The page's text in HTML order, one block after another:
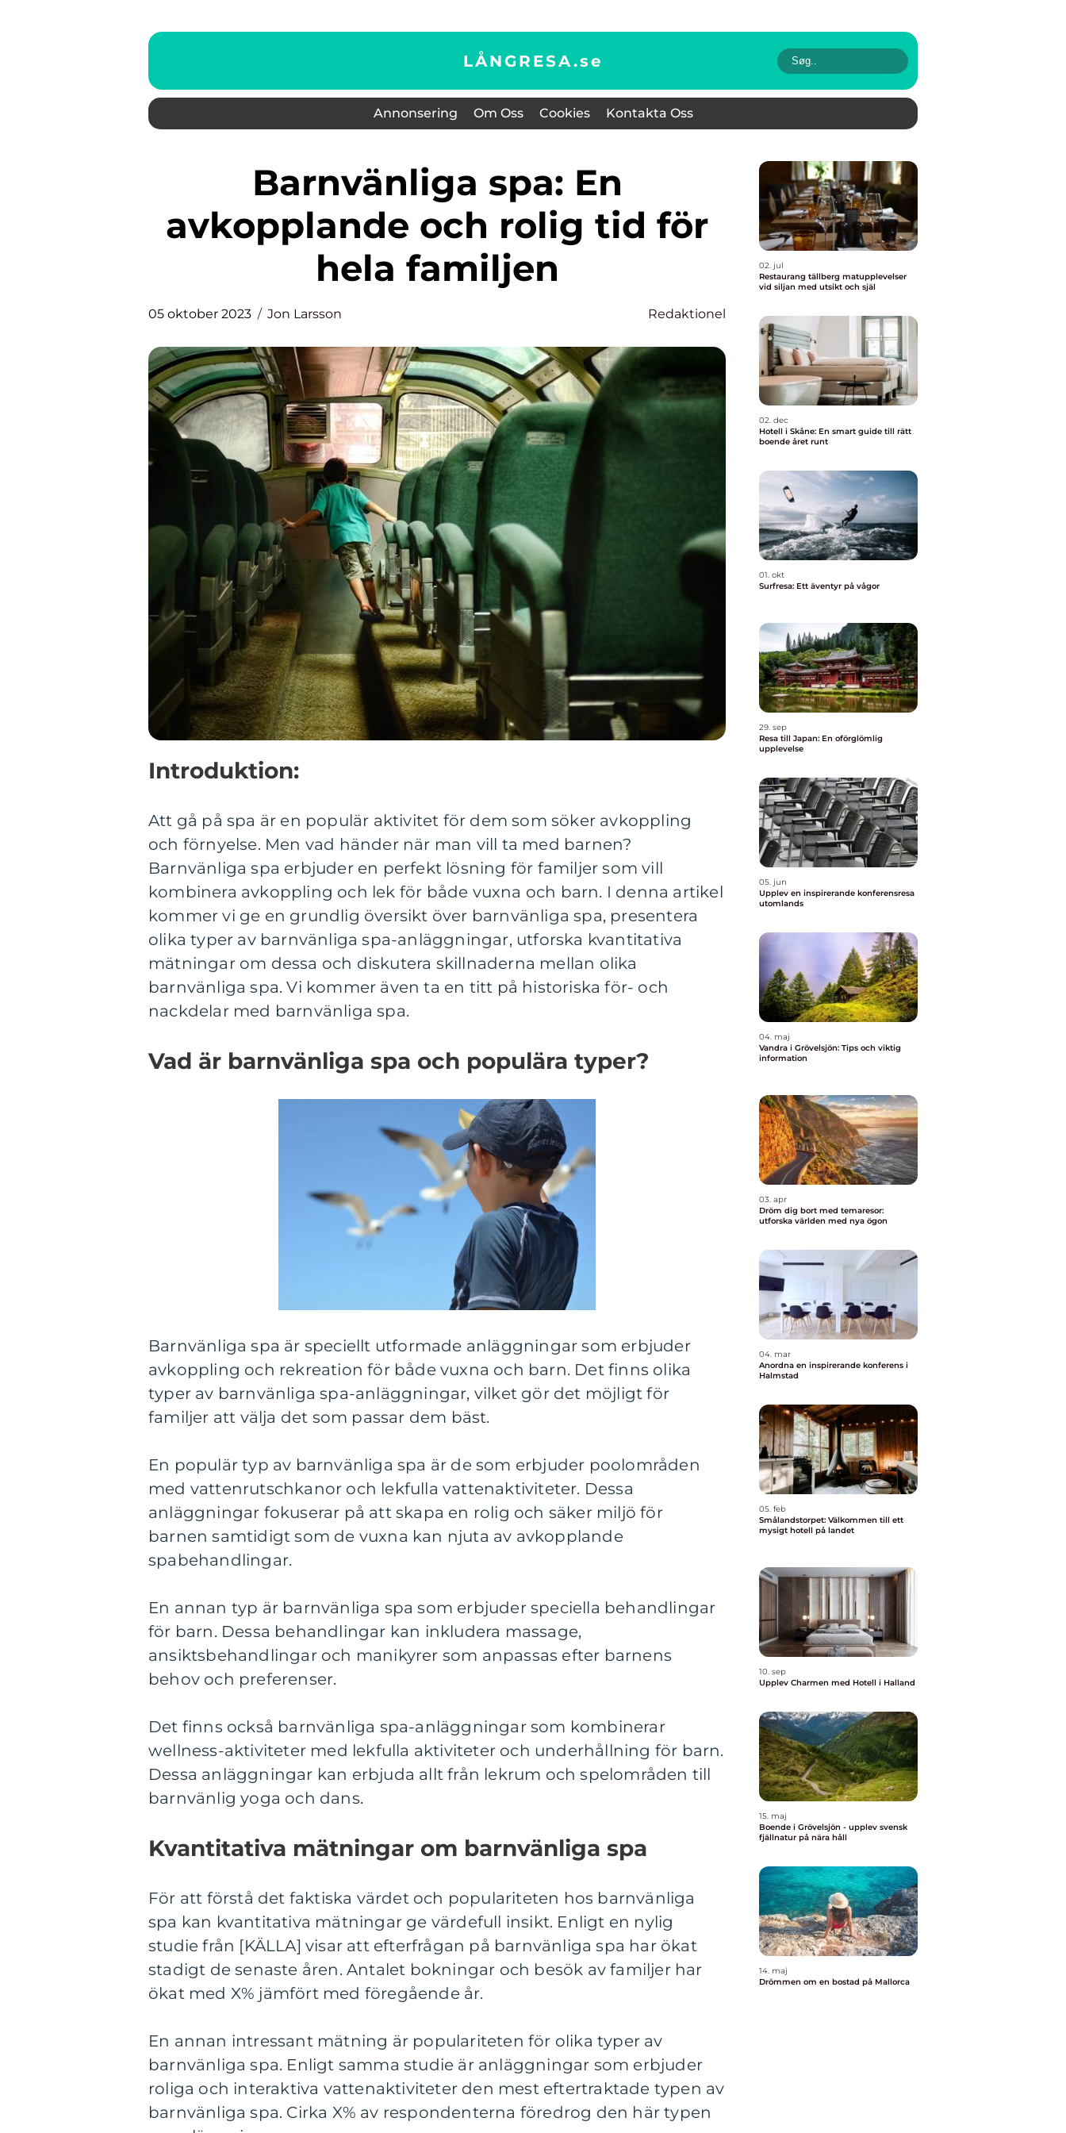
LÅNGRESA.se
Annonsering Om Oss Cookies Kontakta Oss
Barnvänliga spa: En
avkopplande och rolig tid för
hela familjen
05 oktober 2023 Jon Larsson Redaktionel
Introduktion:
Att gå på spa är en populär aktivitet för dem som söker avkoppling
och förnyelse. Men vad händer när man vill ta med barnen?
Barnvänliga spa erbjuder en perfekt lösning för familjer som vill
kombinera avkoppling och lek för både vuxna och barn. I denna artikel
kommer vi ge en grundlig översikt över barnvänliga spa, presentera
olika typer av barnvänliga spa-anläggningar, utforska kvantitativa
mätningar om dessa och diskutera skillnaderna mellan olika
barnvänliga spa. Vi kommer även ta en titt på historiska för- och
nackdelar med barnvänliga spa.
Vad är barnvänliga spa och populära typer?
Barnvänliga spa är speciellt utformade anläggningar som erbjuder
avkoppling och rekreation för både vuxna och barn. Det finns olika
typer av barnvänliga spa-anläggningar, vilket gör det möjligt för
familjer att välja det som passar dem bäst.
En populär typ av barnvänliga spa är de som erbjuder poolområden
med vattenrutschkanor och lekfulla vattenaktiviteter. Dessa
anläggningar fokuserar på att skapa en rolig och säker miljö för
barnen samtidigt som de vuxna kan njuta av avkopplande
spabehandlingar.
En annan typ är barnvänliga spa som erbjuder speciella behandlingar
för barn. Dessa behandlingar kan inkludera massage,
ansiktsbehandlingar och manikyrer som anpassas efter barnens
behov och preferenser.
Det finns också barnvänliga spa-anläggningar som kombinerar
wellness-aktiviteter med lekfulla aktiviteter och underhållning för barn.
Dessa anläggningar kan erbjuda allt från lekrum och spelområden till
barnvänlig yoga och dans.
Kvantitativa mätningar om barnvänliga spa
För att förstå det faktiska värdet och populariteten hos barnvänliga
spa kan kvantitativa mätningar ge värdefull insikt. Enligt en nylig
studie från [KÄLLA] visar att efterfrågan på barnvänliga spa har ökat
stadigt de senaste åren. Antalet bokningar och besök av familjer har
ökat med X% jämfört med föregående år.
En annan intressant mätning är populariteten för olika typer av
barnvänliga spa. Enligt samma studie är anläggningar som erbjuder
roliga och interaktiva vattenaktiviteter den mest eftertraktade typen av
barnvänliga spa. Cirka X% av respondenterna föredrog den här typen
02. jul
Restaurang tällberg matupplevelser
vid siljan med utsikt och själ
02. dec
Hotell i Skåne: En smart guide till rätt
boende året runt
01. okt
Surfresa: Ett äventyr på vågor
29. sep
Resa till Japan: En oförglömlig
upplevelse
05. jun
Upplev en inspirerande konferensresa
utomlands
04. maj
Vandra i Grövelsjön: Tips och viktig
information
03. apr
Dröm dig bort med temaresor:
utforska världen med nya ögon
04. mar
Anordna en inspirerande konferens i
Halmstad
05. feb
Smålandstorpet: Välkommen till ett
mysigt hotell på landet
10. sep
Upplev Charmen med Hotell i Halland
15. maj
Boende i Grövelsjön - upplev svensk
fjällnatur på nära håll
14. maj
Drömmen om en bostad på Mallorca